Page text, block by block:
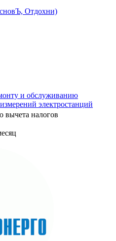
Отдохни)
и обслуживанию
электростанций
вычета налогов